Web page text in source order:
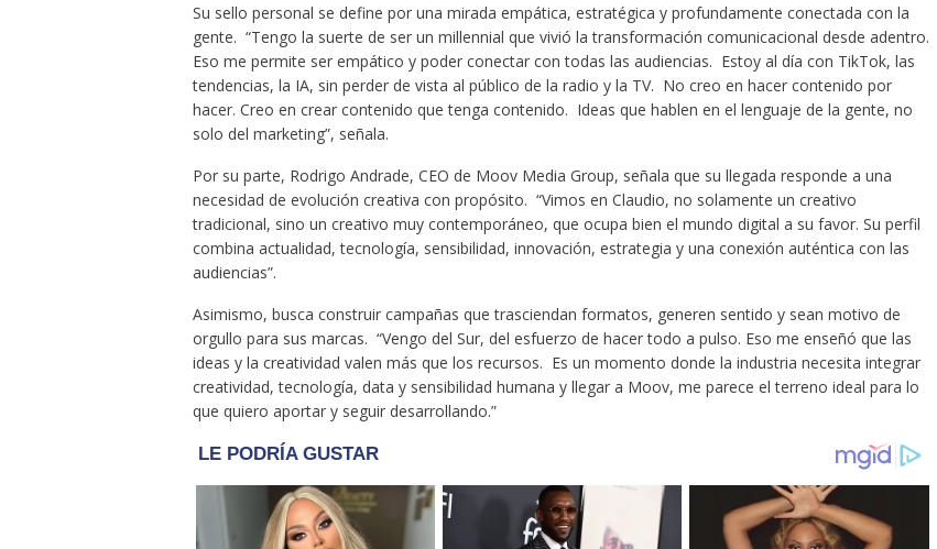
Su sello personal se define por una mirada empática, estratégica y profundamente conectada con la
gente. “Tengo la suerte de ser un millennial que vivió la transformación comunicacional desde adentro.
Eso me permite ser empático y poder conectar con todas las audiencias. Estoy al día con TikTok, las
tendencias, la IA, sin perder de vista al público de la radio y la TV. No creo en hacer contenido por
hacer. Creo en crear contenido que tenga contenido. Ideas que hablen en el lenguaje de la gente, no
solo del marketing”, señala.
Por su parte, Rodrigo Andrade, CEO de Moov Media Group, señala que su llegada responde a una
necesidad de evolución creativa con propósito. “Vimos en Claudio, no solamente un creativo
tradicional, sino un creativo muy contemporáneo, que ocupa bien el mundo digital a su favor. Su perfil
combina actualidad, tecnología, sensibilidad, innovación, estrategia y una conexión auténtica con las
audiencias”.
Asimismo, busca construir campañas que trasciendan formatos, generen sentido y sean motivo de
orgullo para sus marcas. “Vengo del Sur, del esfuerzo de hacer todo a pulso. Eso me enseñó que las
ideas y la creatividad valen más que los recursos. Es un momento donde la industria necesita integrar
creatividad, tecnología, data y sensibilidad humana y llegar a Moov, me parece el terreno ideal para lo
que quiero aportar y seguir desarrollando.”